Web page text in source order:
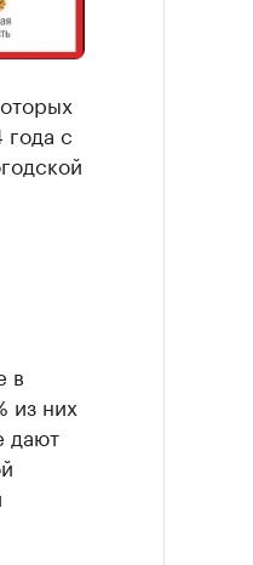
года с
в
из них
дают